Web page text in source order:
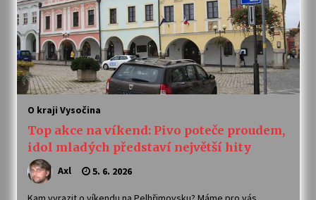
O kraji Vysočina
Top akce na víkend: Pivo poteče proudem,
idol mladých představí největší hity
Axl 5. 6. 2026